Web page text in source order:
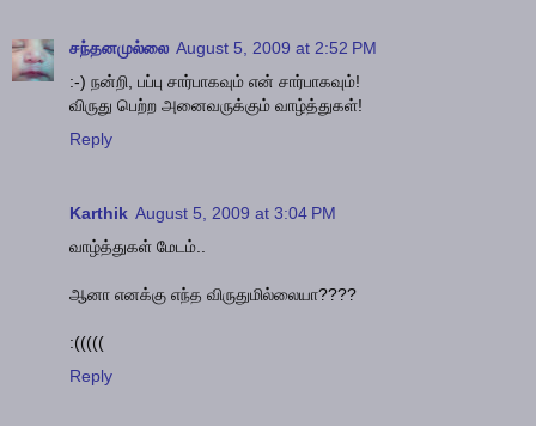
சந்தனமுல்லை August 5, 2009 at 2:52 PM
:-) நன்றி, பப்பு சார்பாகவும் என் சார்பாகவும்!
விருது பெற்ற அனைவருக்கும் வாழ்த்துகள்!
Reply
Karthik August 5, 2009 at 3:04 PM
வாழ்த்துகள் மேடம்..
ஆனா எனக்கு எந்த விருதுமில்லையா????
:(((((
Reply